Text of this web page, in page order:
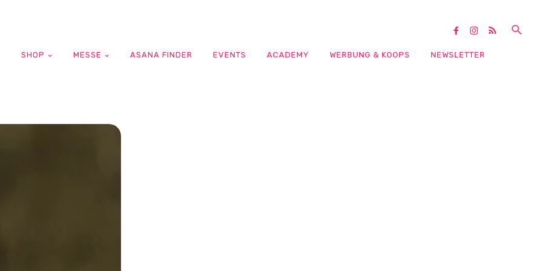
SHOP MESSE ASANA FINDER EVENTS ACADEMY WERBUNG & KOOPS NEWSLETTER